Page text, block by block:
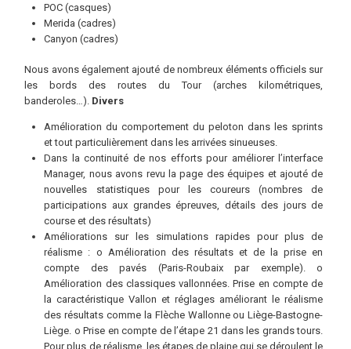
POC (casques)
Merida (cadres)
Canyon (cadres)
Nous avons également ajouté de nombreux éléments officiels sur
les bords des routes du Tour (arches kilométriques,
banderoles…). Divers
Amélioration du comportement du peloton dans les sprints
et tout particulièrement dans les arrivées sinueuses.
Dans la continuité de nos efforts pour améliorer l’interface
Manager, nous avons revu la page des équipes et ajouté de
nouvelles statistiques pour les coureurs (nombres de
participations aux grandes épreuves, détails des jours de
course et des résultats)
Améliorations sur les simulations rapides pour plus de
réalisme : o Amélioration des résultats et de la prise en
compte des pavés (Paris-Roubaix par exemple). o
Amélioration des classiques vallonnées. Prise en compte de
la caractéristique Vallon et réglages améliorant le réalisme
des résultats comme la Flèche Wallonne ou Liège-Bastogne-
Liège. o Prise en compte de l’étape 21 dans les grands tours.
Pour plus de réalisme, les étapes de plaine qui se déroulent le